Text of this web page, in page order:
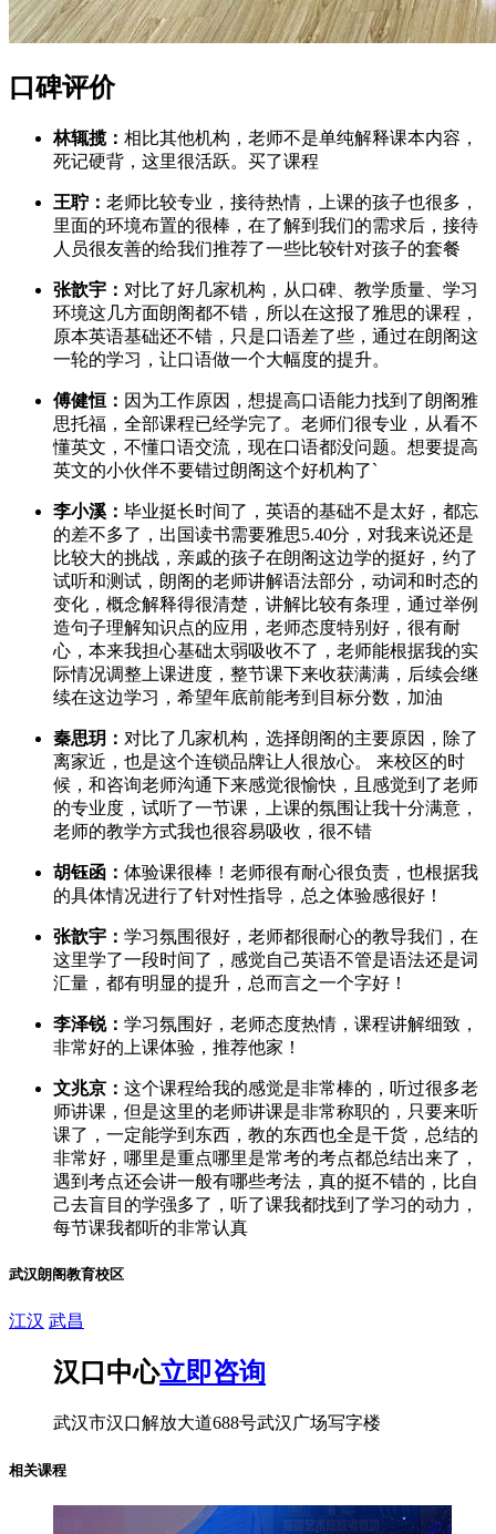
口碑评价
林辄揽： 相比其他机构，老师不是单纯解释课本内容，
死记硬背，这里很活跃。买了课程
王聍： 老师比较专业，接待热情，上课的孩子也很多，
里面的环境布置的很棒，在了解到我们的需求后，接待
人员很友善的给我们推荐了一些比较针对孩子的套餐
张歆宇： 对比了好几家机构，从口碑、教学质量、学习
环境这几方面朗阁都不错，所以在这报了雅思的课程，
原本英语基础还不错，只是口语差了些，通过在朗阁这
一轮的学习，让口语做一个大幅度的提升。
傅健恒： 因为工作原因，想提高口语能力找到了朗阁雅
思托福，全部课程已经学完了。老师们很专业，从看不
懂英文，不懂口语交流，现在口语都没问题。想要提高
英文的小伙伴不要错过朗阁这个好机构了`
李小溪： 毕业挺长时间了，英语的基础不是太好，都忘
的差不多了，出国读书需要雅思5.40分，对我来说还是
比较大的挑战，亲戚的孩子在朗阁这边学的挺好，约了
试听和测试，朗阁的老师讲解语法部分，动词和时态的
变化，概念解释得很清楚，讲解比较有条理，通过举例
造句子理解知识点的应用，老师态度特别好，很有耐
心，本来我担心基础太弱吸收不了，老师能根据我的实
际情况调整上课进度，整节课下来收获满满，后续会继
续在这边学习，希望年底前能考到目标分数，加油
秦思玥： 对比了几家机构，选择朗阁的主要原因，除了
离家近，也是这个连锁品牌让人很放心。 来校区的时
候，和咨询老师沟通下来感觉很愉快，且感觉到了老师
的专业度，试听了一节课，上课的氛围让我十分满意，
老师的教学方式我也很容易吸收，很不错
胡钰函： 体验课很棒！老师很有耐心很负责，也根据我
的具体情况进行了针对性指导，总之体验感很好！
张歆宇： 学习氛围很好，老师都很耐心的教导我们，在
这里学了一段时间了，感觉自己英语不管是语法还是词
汇量，都有明显的提升，总而言之一个字好！
李泽锐： 学习氛围好，老师态度热情，课程讲解细致，
非常好的上课体验，推荐他家！
文兆京： 这个课程给我的感觉是非常棒的，听过很多老
师讲课，但是这里的老师讲课是非常称职的，只要来听
课了，一定能学到东西，教的东西也全是干货，总结的
非常好，哪里是重点哪里是常考的考点都总结出来了，
遇到考点还会讲一般有哪些考法，真的挺不错的，比自
己去盲目的学强多了，听了课我都找到了学习的动力，
每节课我都听的非常认真
武汉朗阁教育校区
江汉 武昌
汉口中心立即咨询
武汉市汉口解放大道688号武汉广场写字楼
相关课程